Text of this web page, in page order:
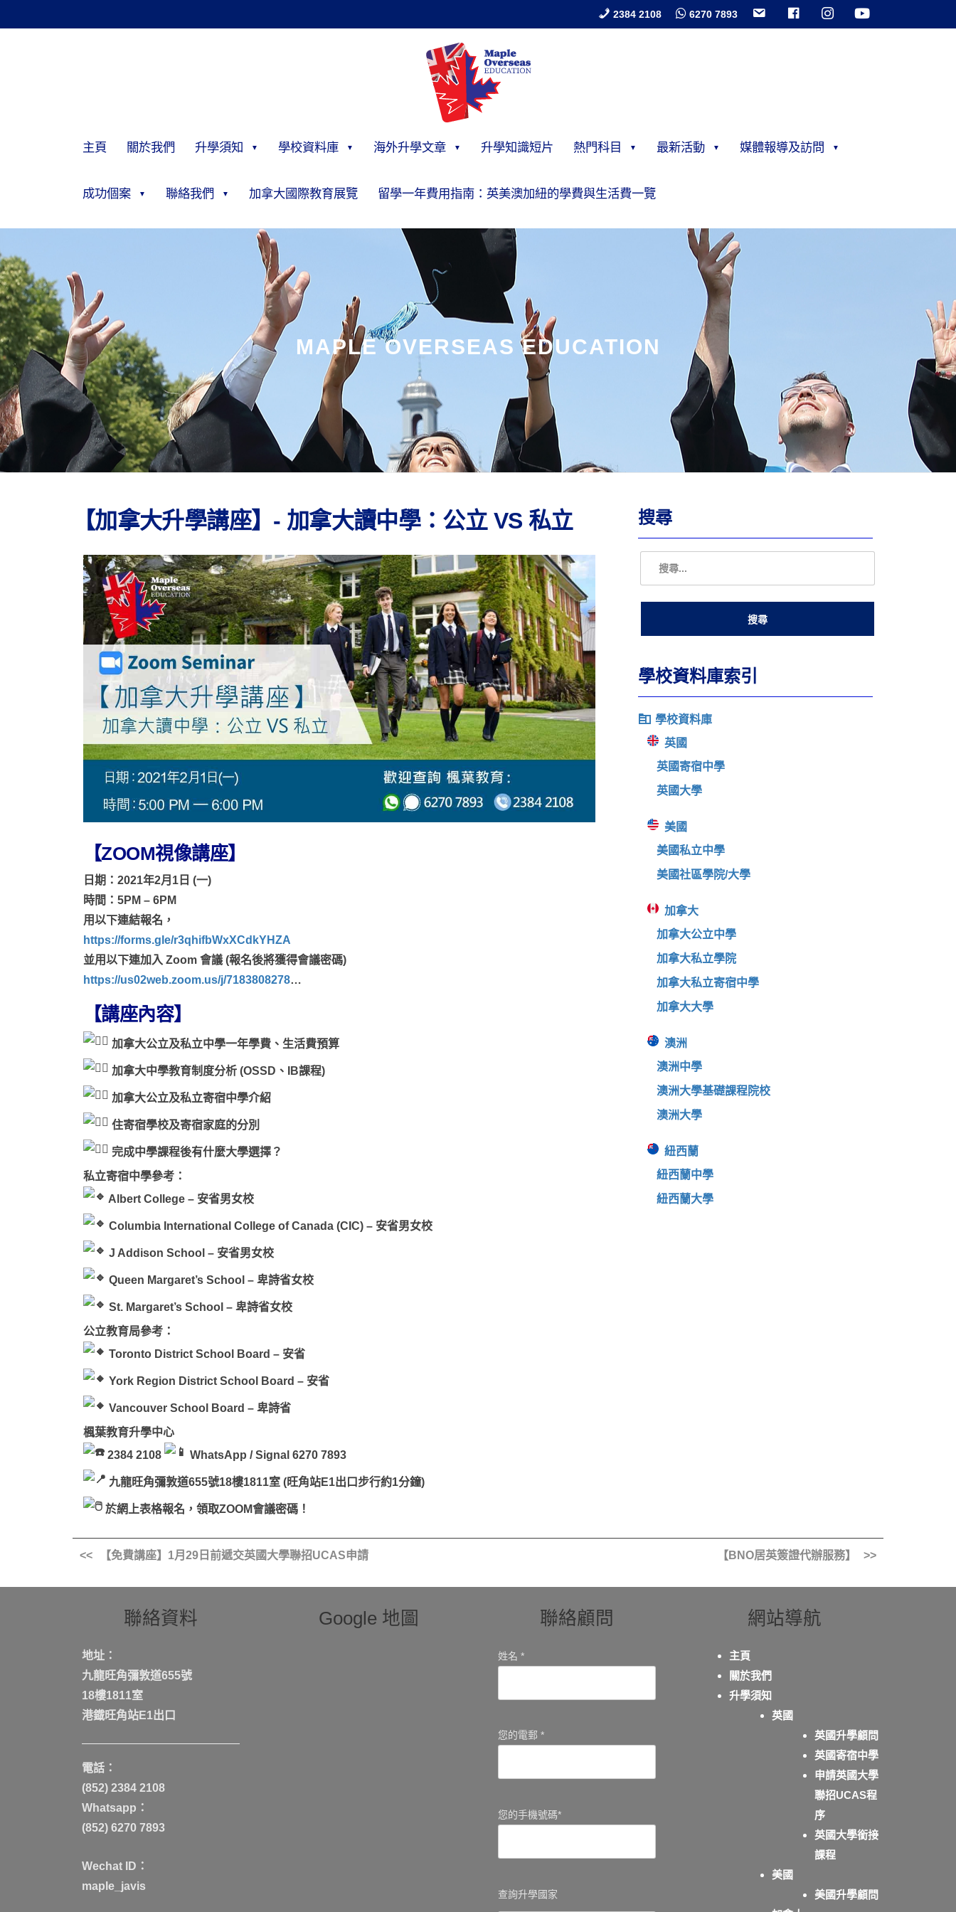
2384 2108 6270 7893
主頁 關於我們 升學須知 學校資料庫 海外升學文章 升學知識短片 熱門科目 最新活動 媒體報導及訪問
成功個案 聯絡我們 加拿大國際教育展覽 留學一年費用指南：英美澳加紐的學費與生活費一覽
MAPLE OVERSEAS EDUCATION
【加拿大升學講座】- 加拿大讀中學：公立 VS 私立
【ZOOM視像講座】
日期：2021年2月1日 (一)
時間：5PM – 6PM
用以下連結報名，
https://forms.gle/r3qhifbWxXCdkYHZA
並用以下連加入 Zoom 會議 (報名後將獲得會議密碼)
https://us02web.zoom.us/j/7183808278…
【講座內容】
加拿大公立及私立中學一年學費、生活費預算
加拿大中學教育制度分析 (OSSD、IB課程)
加拿大公立及私立寄宿中學介紹
住寄宿學校及寄宿家庭的分別
完成中學課程後有什麼大學選擇？
私立寄宿中學參考：
Albert College – 安省男女校
Columbia International College of Canada (CIC) – 安省男女校
J Addison School – 安省男女校
Queen Margaret’s School – 卑詩省女校
St. Margaret’s School – 卑詩省女校
公立教育局參考：
Toronto District School Board – 安省
York Region District School Board – 安省
Vancouver School Board – 卑詩省
楓葉教育升學中心
2384 2108
WhatsApp / Signal 6270 7893
九龍旺角彌敦道655號18樓1811室 (旺角站E1出口步行約1分鐘)
於網上表格報名，領取ZOOM會議密碼！
搜尋
學校資料庫索引
學校資料庫
英國
英國寄宿中學
英國大學
美國
美國私立中學
美國社區學院/大學
加拿大
加拿大公立中學
加拿大私立學院
加拿大私立寄宿中學
加拿大大學
澳洲
澳洲中學
澳洲大學基礎課程院校
澳洲大學
紐西蘭
紐西蘭中學
紐西蘭大學
【免費講座】1月29日前遞交英國大學聯招UCAS申請 【BNO居英簽證代辦服務】
聯絡資料
地址：
九龍旺角彌敦道655號
18樓1811室
港鐡旺角站E1出口
電話：
(852) 2384 2108
Whatsapp：
(852) 6270 7893
Wechat ID：
maple_javis
Google 地圖 聯絡顧問
姓名 *
您的電郵 *
您的手機號碼*
查詢升學國家
網站導航
主頁
關於我們
升學須知
英國
英國升學顧問
英國寄宿中學
申請英國大學
聯招UCAS程
序
英國大學銜接
課程
美國
美國升學顧問